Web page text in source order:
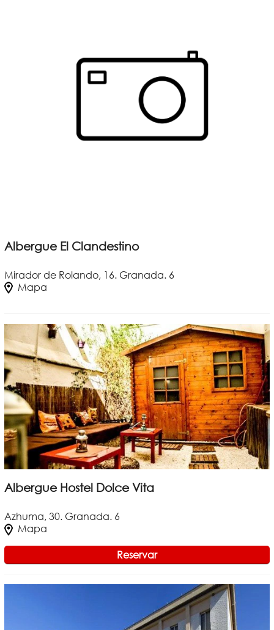
Albergue El Clandestino
Mirador de Rolando, 16. Granada. 6
Mapa
Albergue Hostel Dolce Vita
Azhuma, 30. Granada. 6
Mapa
Reservar